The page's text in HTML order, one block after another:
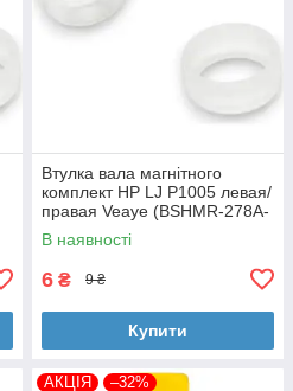
Втулка вала магнітного
комплект HP LJ P1005 левая/
правая Veaye (BSHMR-278A-
VE)
В наявності
6 ₴ 9 ₴
Купити
АКЦІЯ –32%